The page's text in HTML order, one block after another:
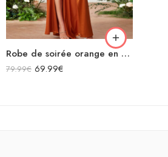
Robe de soirée orange en satin licou longue fendue sans manches
79.99€ 69.99€